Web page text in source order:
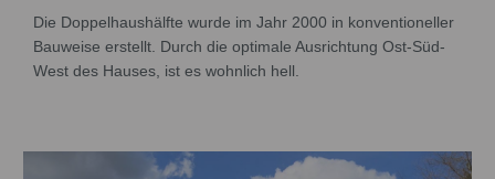
Die Doppelhaushälfte wurde im Jahr 2000 in konventioneller
Bauweise erstellt. Durch die optimale Ausrichtung Ost-Süd-
West des Hauses, ist es wohnlich hell.